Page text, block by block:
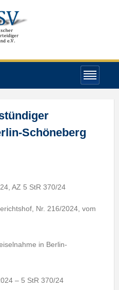
Schöneberg
AZ 5 StR 370/24
Nr. 216/2024, vom
in Berlin-
– 5 StR 370/24